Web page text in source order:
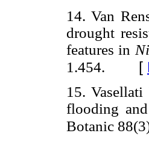
14. Van
drought
features in
1.454. [
15.
flooding
Botanic